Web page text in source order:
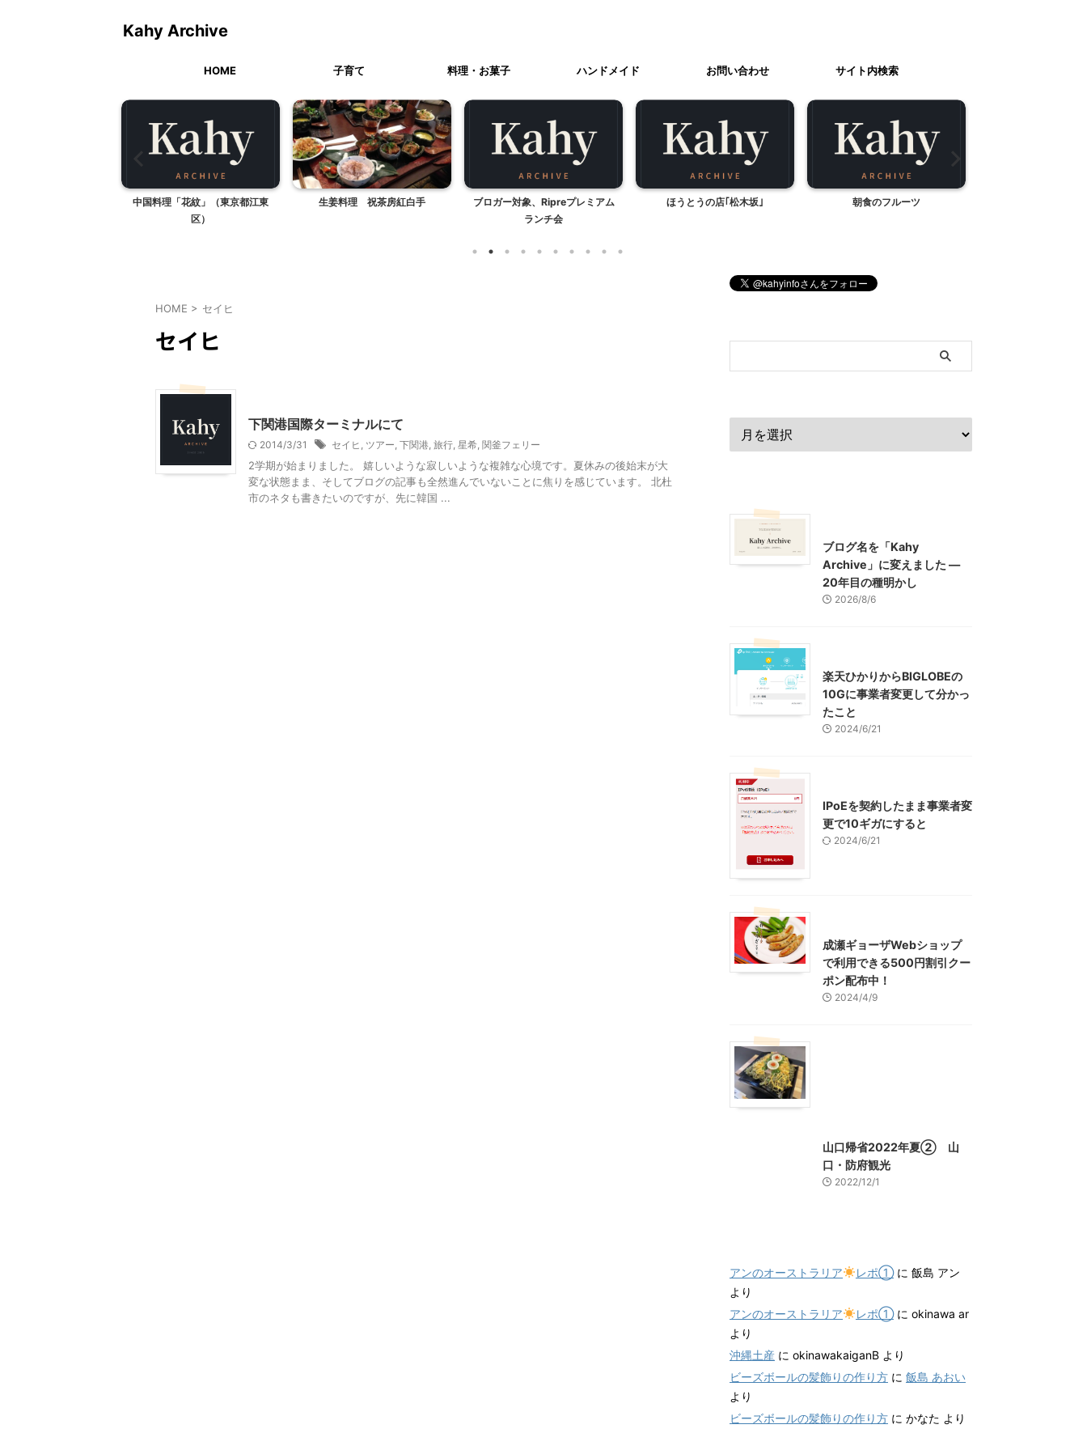
Kahy Archive
HOME 子育て 料理・お菓子 ハンドメイド お問い合わせ サイト内検索
中国料理「花紋」（東京都江東
区）
生姜料理 祝茶房紅白手
ブロガー対象、Ripreプレミアム
ランチ会
ほうとうの店｢松木坂｣ 朝食のフルーツ
HOME > セイヒ
セイヒ
下関港国際ターミナルにて
2014/3/31 セイヒ ツアー 下関港 旅行 星希 関釜フェリー
2学期が始まりました。 嬉しいような寂しいような複雑な心境です。夏休みの後始末が大
変な状態まま、そしてブログの記事も全然進んでいないことに焦りを感じています。 北杜
市のネタも書きたいのですが、先に韓国 ...
ブログ名を「Kahy
Archive」に変えました ―
20年目の種明かし
2026/8/6
楽天ひかりからBIGLOBEの
10Gに事業者変更して分かっ
たこと
2024/6/21
IPoEを契約したまま事業者変
更で10ギガにすると
2024/6/21
成瀬ギョーザWebショップ
で利用できる500円割引クー
ポン配布中！
2024/4/9
山口帰省2022年夏② 山
口・防府観光
2022/12/1
アンのオーストラリア レポ①に 飯島 アン
より
アンのオーストラリア
レポ①に okinawa ar
より
沖縄土産 に okinawakaiganB より
ビーズボールの髪飾りの作り方 に 飯島 あおい
より
ビーズボールの髪飾りの作り方 に かなた より